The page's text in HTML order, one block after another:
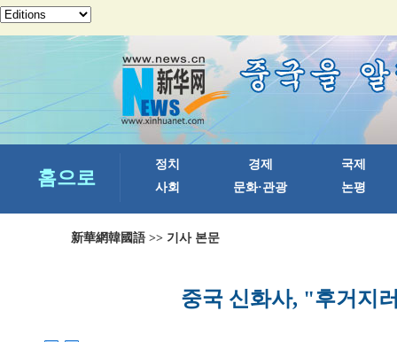
新華網韓國語 >> 기사 본문
중국 신화사, "후거지